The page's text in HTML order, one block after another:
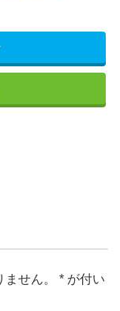
せん。 * が付い